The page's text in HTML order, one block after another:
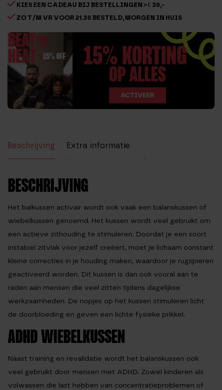
KIES EEN CADEAU BIJ BESTELLINGEN > € 30,-
ZO T/M VR VOOR 21.30 BESTELD, MORGEN IN HUIS
Beschrijving
Extra informatie
BESCHRIJVING
Het balkussen activair wordt ook vaak een balanskussen of
wiebelkussen genoemd. Het kussen wordt veel gebruikt om
een actieve zithouding te stimuleren. Doordat je een soort
instabiel zitvlak voor jezelf creëert, moet je lichaam constant
kleine correcties in je houding maken, waardoor je rugspieren
geactiveerd worden. Dit kussen is dan ook vooral aan te
raden aan mensen die veel zitten tijdens dagelijkse
werkzaamheden. De nopjes op het kussen stimuleren licht
de doorbloeding en geven een lichte fysieke prikkel.
ADHD WIEBELKUSSEN
Naast training en revalidatie wordt het balanskussen ook
veel gebruikt door mensen met ADHD. Zowel kinderen als
volwassen die last hebben van concentratieproblemen of